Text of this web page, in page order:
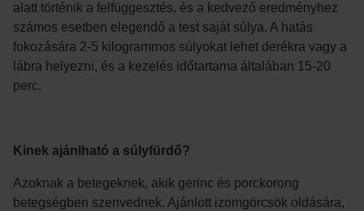
alatt történik a felfüggesztés, és a kedvező eredményhez
számos esetben elegendő a test saját súlya. A hatás
fokozására 2-5 kilogrammos súlyokat lehet derékra vagy a
lábra helyezni, és a kezelés időtartama általában 15-20
perc.
Kinek ajánlható a súlyfürdő?
Azoknak a betegeknek, akik gerinc és porckorong
betegségben szenvednek. Ajánlott izomgörcsök oldására,